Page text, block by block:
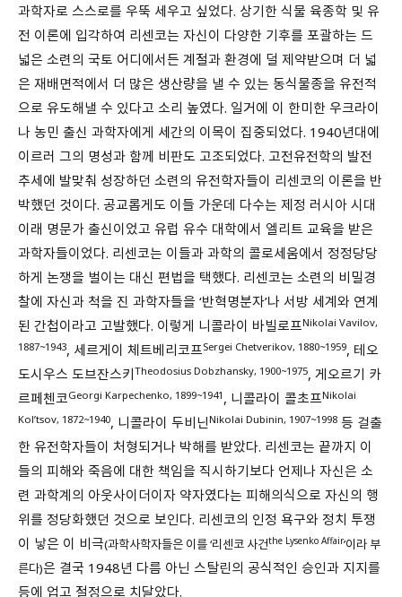
과학자로 스스로를 우뚝 세우고 싶었다. 상기한 식물 육종학 및 유
전 이론에 입각하여 리센코는 자신이 다양한 기후를 포괄하는 드
넓은 소련의 국토 어디에서든 계절과 환경에 덜 제약받으며 더 넓
은 재배면적에서 더 많은 생산량을 낼 수 있는 동식물종을 유전적
으로 유도해낼 수 있다고 소리 높였다. 일거에 이 한미한 우크라이
나 농민 출신 과학자에게 세간의 이목이 집중되었다. 1940년대에
이르러 그의 명성과 함께 비판도 고조되었다. 고전유전학의 발전
추세에 발맞춰 성장하던 소련의 유전학자들이 리센코의 이론을 반
박했던 것이다. 공교롭게도 이들 가운데 다수는 제정 러시아 시대
이래 명문가 출신이었고 유럽 유수 대학에서 엘리트 교육을 받은
과학자들이었다. 리센코는 이들과 과학의 콜로세움에서 정정당당
하게 논쟁을 벌이는 대신 편법을 택했다. 리센코는 소련의 비밀경
찰에 자신과 척을 진 과학자들을 ‘반혁명분자’나 서방 세계와 연계
된 간첩이라고 고발했다. 이렇게 니콜라이 바빌로프Nikolai Vavilov,
1887~1943, 세르게이 체트베리코프Sergei Chetverikov, 1880~1959, 테오
도시우스 도브잔스키Theodosius Dobzhansky, 1900~1975, 게오르기 카
르페첸코Georgi Karpechenko, 1899~1941 , 니콜라이 콜초프Nikolai
Kol’tsov, 1872~1940, 니콜라이 두비닌Nikolai Dubinin, 1907~1998 등 걸출
한 유전학자들이 처형되거나 박해를 받았다. 리센코는 끝까지 이
들의 피해와 죽음에 대한 책임을 직시하기보다 언제나 자신은 소
련 과학계의 아웃사이더이자 약자였다는 피해의식으로 자신의 행
위를 정당화했던 것으로 보인다. 리센코의 인정 욕구와 정치 투쟁
이 낳은 이 비극(과학사학자들은 이를 ‘리센코 사건the Lysenko Affair’이라 부
른다)은 결국 1948년 다름 아닌 스탈린의 공식적인 승인과 지지를
등에 업고 절정으로 치달았다.